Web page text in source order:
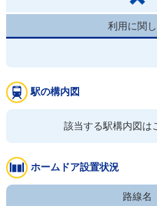
利用に関
駅の構内図
該当する駅構内図は
ホームドア設置状況
路線名